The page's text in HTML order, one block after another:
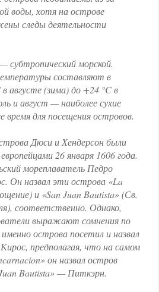
воды, хотя на острове
следы деятельности
субтропический морской.
составляют в
августе (зима) до +24 °C в
и август — наиболее сухие
время для посещения островов.
Дюси и Хендерсон были
26 января 1606 года.
мореплаватель Педро
Он назвал эти острова «La
и «San Juan Bautista» (Св.
соответственно. Однако,
выражают сомнения по
острова посетил и назвал
предполагая, что на самом
он назвал остров
Bautista» — Питкэрн.